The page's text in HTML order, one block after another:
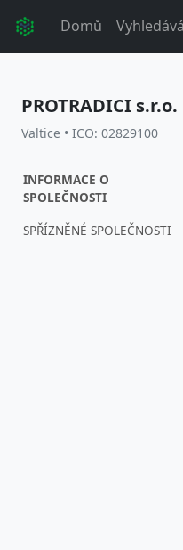
Domů
PROTRADICI s.r.o.
Valtice • ICO: 02829100
INFORMACE O
SPOLEČNOSTI
SPŘÍZNĚNÉ SPOLEČNOSTI